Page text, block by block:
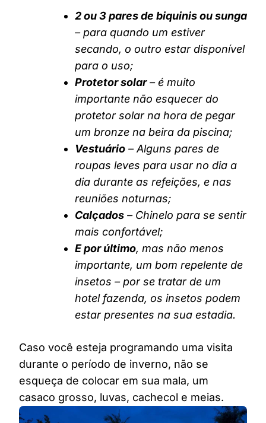
2 ou 3 pares de biquinis ou sunga
– para quando um estiver
secando, o outro estar disponível
para o uso;
Protetor solar– é muito
importante não esquecer do
protetor solar na hora de pegar
um bronze na beira da piscina;
Vestuário – Alguns pares de
roupas leves para usar no dia a
dia durante as refeições, e nas
reuniões noturnas;
Calçados – Chinelo para se sentir
mais confortável;
E por último, mas não menos
importante, um bom repelente de
insetos – por se tratar de um
hotel fazenda, os insetos podem
estar presentes na sua estadia.
Caso você esteja programando uma visita
durante o período de inverno, não se
esqueça de colocar em sua mala, um
casaco grosso, luvas, cachecol e meias.